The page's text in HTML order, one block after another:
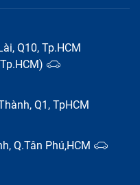
Q10, Tp.HCM
Q1, TpHCM
Q.Tân Phú,HCM